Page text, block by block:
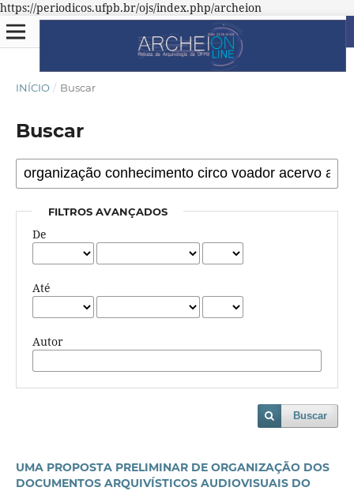
https://periodicos.ufpb.br/ojs/index.php/archeion
INÍCIO / Buscar
Buscar
FILTROS AVANÇADOS
De
Até
Autor
Buscar
UMA PROPOSTA PRELIMINAR DE ORGANIZAÇÃO DOS
DOCUMENTOS ARQUIVÍSTICOS AUDIOVISUAIS DO